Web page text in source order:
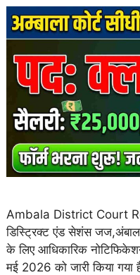
Ambala District Court
डिस्ट्रिक्ट एंड सेशंस
के लिए आधिकारिक
मई 2026 को जारी किया